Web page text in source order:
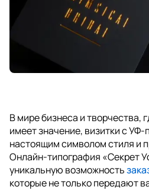
В мире бизнеса и творчества,
имеет значение, визитки с
настоящим символом стиля и
Онлайн-типография «Секрет
уникальную возможность
которые не только передают